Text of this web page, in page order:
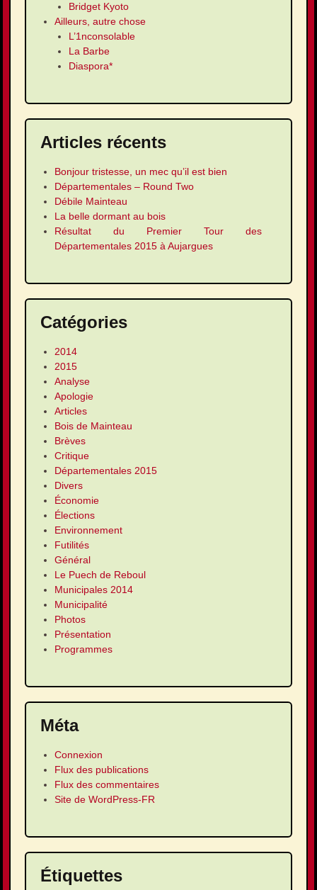
Bridget Kyoto
Ailleurs, autre chose
L’1nconsolable
La Barbe
Diaspora*
Articles récents
Bonjour tristesse, un mec qu’il est bien
Départementales – Round Two
Débile Mainteau
La belle dormant au bois
Résultat du Premier Tour des
Départementales 2015 à Aujargues
Catégories
2014
2015
Analyse
Apologie
Articles
Bois de Mainteau
Brèves
Critique
Départementales 2015
Divers
Économie
Élections
Environnement
Futilités
Général
Le Puech de Reboul
Municipales 2014
Municipalité
Photos
Présentation
Programmes
Méta
Connexion
Flux des publications
Flux des commentaires
Site de WordPress-FR
Étiquettes